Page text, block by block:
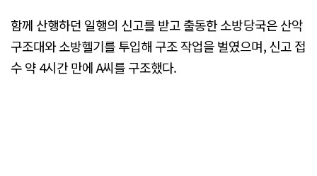
함께 산행하던 일행의 신고를 받고 출동한 소방당국은 산악
구조대와 소방헬기를 투입해 구조 작업을 벌였으며, 신고 접
수 약 4시간 만에 A씨를 구조했다.